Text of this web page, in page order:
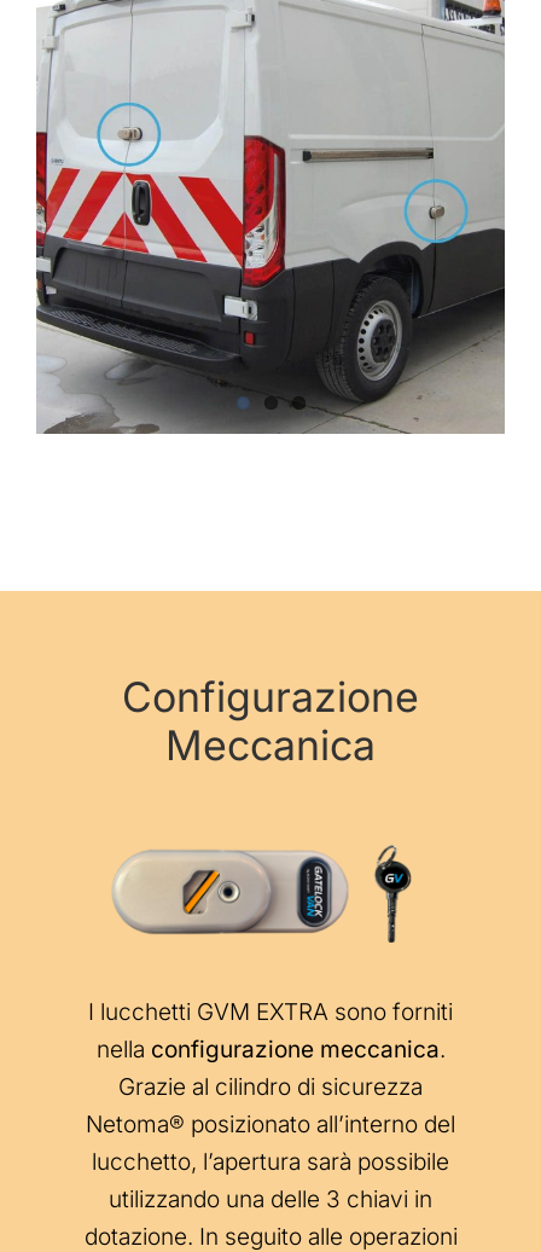
Configurazione
Meccanica
I lucchetti GVM EXTRA sono forniti
nella configurazione meccanica.
Grazie al cilindro di sicurezza
Netoma® posizionato all’interno del
lucchetto, l’apertura sarà possibile
utilizzando una delle 3 chiavi in
dotazione. In seguito alle operazioni